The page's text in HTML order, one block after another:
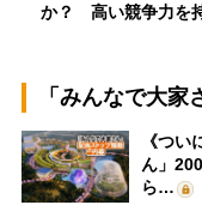
か？ 高い競争力を
「みんなで大
《つ
ん」
ら…